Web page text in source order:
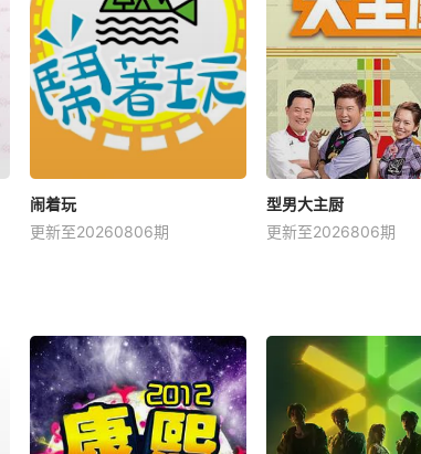
闹着玩
更新至20260806期
型男大主厨
更新至2026806期